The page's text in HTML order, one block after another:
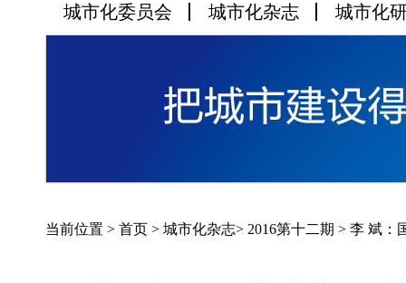
城市化委员会 城市化杂志 城市化
当前位置 > 首页 > 城市化杂志> 2016第十二期 > 李 斌：